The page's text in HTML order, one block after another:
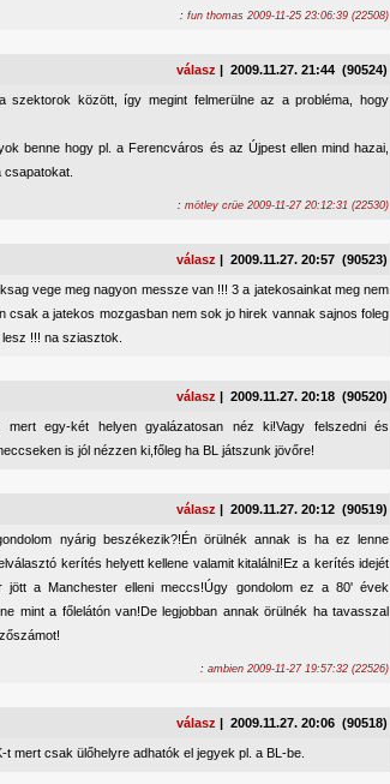
: fun thomas 2009-11-25 23:06:39 (22508)
válasz | 2009.11.27. 21:44 (90524)
szektorok között, így megint felmerülne az a probléma, hogy
benne hogy pl. a Ferencváros és az Újpest ellen mind hazai,
: mötley crüe 2009-11-27 20:12:31 (22530)
válasz | 2009.11.27. 20:57 (90523)
vege meg nagyon messze van !!! 3 a jatekosainkat meg nem
csak a jatekos mozgasban nem sok jo hirek vannak sajnos foleg
!!! na sziasztok.
válasz | 2009.11.27. 20:18 (90520)
egy-két helyen gyalázatosan néz ki!Vagy felszedni és
is jól nézzen ki,főleg ha BL játszunk jövőre!
válasz | 2009.11.27. 20:12 (90519)
nyárig beszékezik?!Én örülnék annak is ha ez lenne
kerítés helyett kellene valamit kitalálni!Ez a kerítés idejét
jött a Manchester elleni meccs!Úgy gondolom ez a 80' évek
mint a főlelátón van!De legjobban annak örülnék ha tavasszal
: ambien 2009-11-27 19:57:32 (22526)
válasz | 2009.11.27. 20:06 (90518)
mert csak ülőhelyre adhatók el jegyek pl. a BL-be.